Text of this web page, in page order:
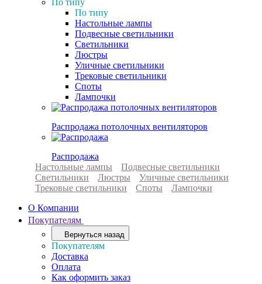
По типу
По типу
Настольные лампы
Подвесные светильники
Светильники
Люстры
Уличные светильники
Трековые светильники
Споты
Лампочки
Распродажа потолочных вентиляторов
Распродажа
Настольные лампы
Подвесные светильники
Светильники
Люстры
Уличные светильники
Трековые светильники
Споты
Лампочки
О Компании
Покупателям
Вернуться назад
Покупателям
Доставка
Оплата
Как оформить заказ